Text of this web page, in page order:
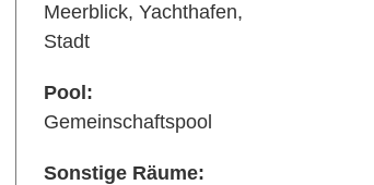
Meerblick, Yachthafen,
Stadt
Pool:
Gemeinschaftspool
Sonstige Räume: